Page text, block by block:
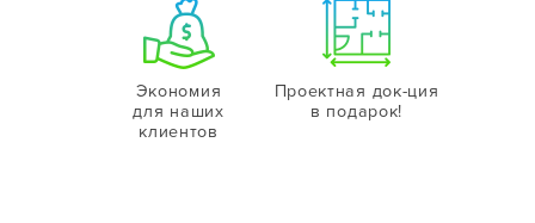
Экономия
для наших
клиентов
Проектная док-ция
в подарок!